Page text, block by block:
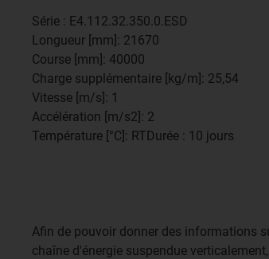
Série : E4.112.32.350.0.ESD
Longueur [mm]: 21670
Course [mm]: 40000
Charge supplémentaire [kg/m]: 25,54
Vitesse [m/s]: 1
Accélération [m/s2]: 2
Température [°C]: RTDurée : 10 jours
Afin de pouvoir donner des informations
chaîne d'énergie suspendue